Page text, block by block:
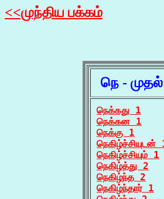
<<முந்திய பக்கம்
நெ -
நெக்கது 1
நெக்கன 1
நெக்கு 1
நெகிழ்ச்சியுடன்
நெகிழ்ச்சியும் 1
நெகிழ்த்து 2
நெகிழ்ந்த 2
நெகிழ்ந்தார் 1